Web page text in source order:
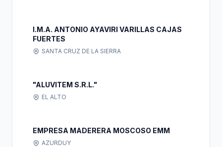
I.M.A. ANTONIO AYAVIRI VARILLAS CAJAS
FUERTES
SANTA CRUZ DE LA SIERRA
"ALUVITEM S.R.L."
EL ALTO
EMPRESA MADERERA MOSCOSO EMM
AZURDUY